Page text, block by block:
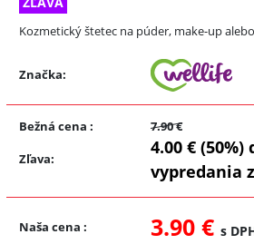
Kozmetický štetec na púder, make-up
Značka:
Bežná cena : 7.90 €
Zľava:
4.00 € (50%)
vypredania
Naša cena : 3.90 € s